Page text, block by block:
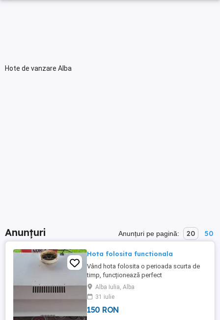
Hote de vanzare Alba
Anunțuri Anunțuri pe pagină: 20 50
Hota folosita functionala
Vând hota folosita o perioada scurta de
timp, funcționează perfect
Alba Iulia, Alba
31 iulie
150 RON